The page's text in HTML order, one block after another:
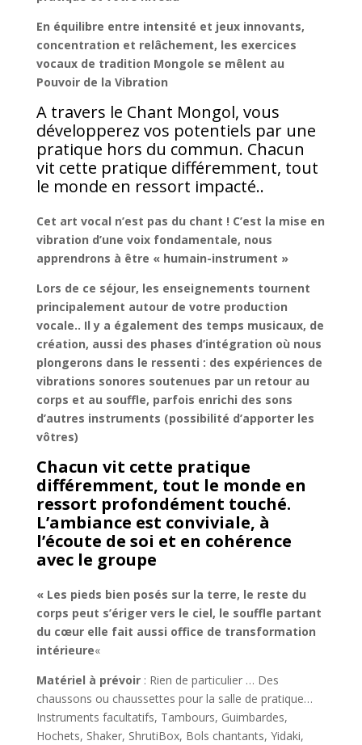
En équilibre entre intensité et jeux innovants,
concentration et relâchement, les exercices
vocaux de tradition Mongole se mêlent au
Pouvoir de la Vibration
A travers le Chant Mongol, vous
développerez vos potentiels par une
pratique hors du commun. Chacun
vit cette pratique différemment, tout
le monde en ressort impacté..
Cet art vocal n’est pas du chant ! C’est la mise en
vibration d’une voix fondamentale, nous
apprendrons à être « humain-instrument »
Lors de ce séjour, les enseignements tournent
principalement autour de votre production
vocale.. Il y a également des temps musicaux, de
création, aussi des phases d’intégration où nous
plongerons dans le ressenti : des expériences de
vibrations sonores soutenues par un retour au
corps et au souffle, parfois enrichi des sons
d’autres instruments (possibilité d’apporter les
vôtres)
Chacun vit cette pratique
différemment, tout le monde en
ressort profondément touché.
L’ambiance est conviviale, à
l’écoute de soi et en cohérence
avec le groupe
« Les pieds bien posés sur la terre, le reste du
corps peut s’ériger vers le ciel, le souffle partant
du cœur elle fait aussi office de transformation
intérieure«
Matériel à prévoir : Rien de particulier … Des
chaussons ou chaussettes pour la salle de pratique…
Instruments facultatifs, Tambours, Guimbardes,
Hochets, Shaker, ShrutiBox, Bols chantants, Yidaki,